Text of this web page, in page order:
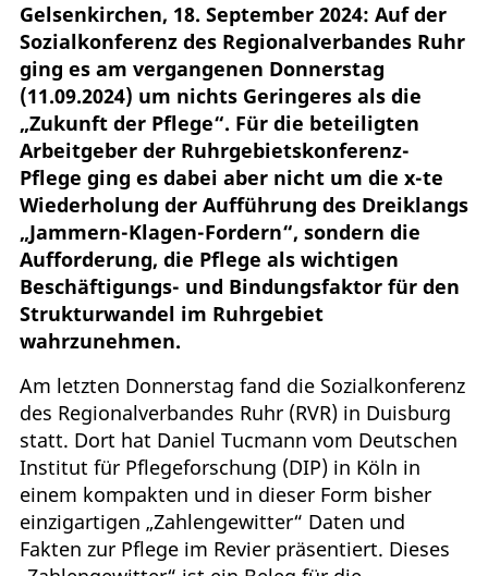
Gelsenkirchen, 18. September 2024: Auf der
Sozialkonferenz des Regionalverbandes Ruhr
ging es am vergangenen Donnerstag
(11.09.2024) um nichts Geringeres als die
„Zukunft der Pflege“. Für die beteiligten
Arbeitgeber der Ruhrgebietskonferenz-
Pflege ging es dabei aber nicht um die x-te
Wiederholung der Aufführung des Dreiklangs
„Jammern-Klagen-Fordern“, sondern die
Aufforderung, die Pflege als wichtigen
Beschäftigungs- und Bindungsfaktor für den
Strukturwandel im Ruhrgebiet
wahrzunehmen.
Am letzten Donnerstag fand die Sozialkonferenz
des Regionalverbandes Ruhr (RVR) in Duisburg
statt. Dort hat Daniel Tucmann vom Deutschen
Institut für Pflegeforschung (DIP) in Köln in
einem kompakten und in dieser Form bisher
einzigartigen „Zahlengewitter“ Daten und
Fakten zur Pflege im Revier präsentiert. Dieses